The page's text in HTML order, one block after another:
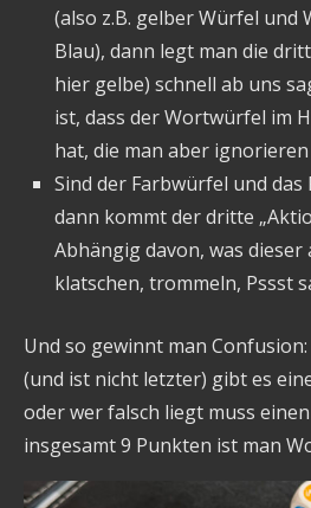
(also z.B. gelber Würfel und
Blau), dann legt man die
hier gelbe) schnell ab uns
ist, dass der Wortwürfel im
hat, die man aber ignorieren
Sind der Farbwürfel und
dann kommt der dritte
Abhängig davon, was dieser
klatschen, trommeln, Pssst
Und so gewinnt man
(und ist nicht letzter) gibt es
oder wer falsch liegt muss
insgesamt 9 Punkten ist man